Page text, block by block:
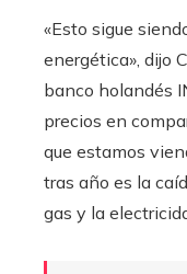
«Esto sigue
energética», dijo
banco holandés
precios en
que estamos
tras año es la
gas y la